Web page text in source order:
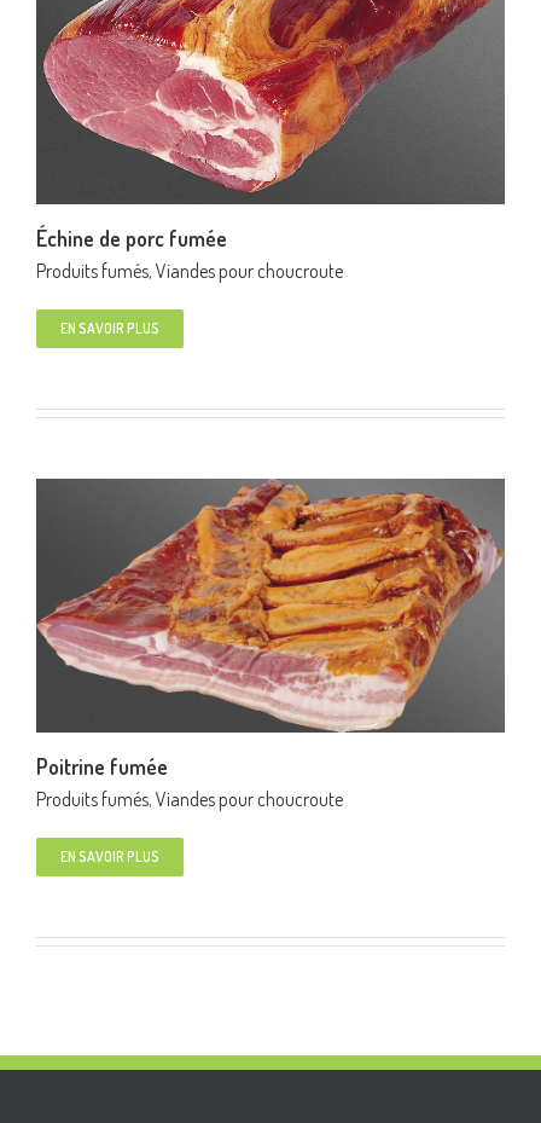
Échine de porc fumée
Produits fumés, Viandes pour choucroute
EN SAVOIR PLUS
Poitrine fumée
Produits fumés, Viandes pour choucroute
EN SAVOIR PLUS